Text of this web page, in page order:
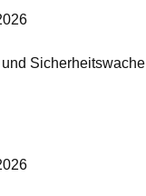
Sicherheitswache